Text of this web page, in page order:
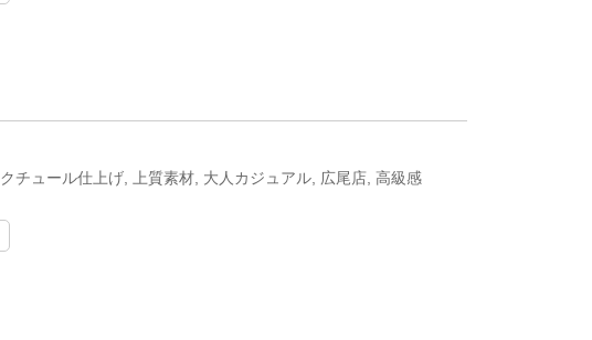
クチュール仕上げ, 上質素材, 大人カジュアル, 広尾店, 高級感